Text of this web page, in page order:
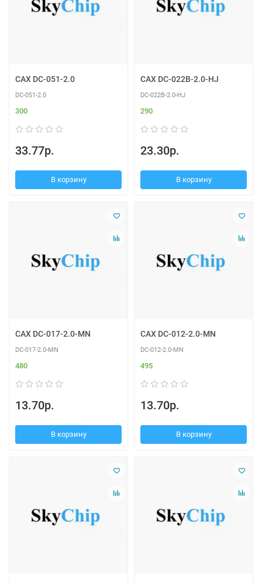
CAX DC-051-2.0
DC-051-2.0
300
33.77р.
В корзину
CAX DC-022B-2.0-HJ
DC-022B-2.0-HJ
290
23.30р.
В корзину
CAX DC-017-2.0-MN
DC-017-2.0-MN
480
13.70р.
В корзину
CAX DC-012-2.0-MN
DC-012-2.0-MN
495
13.70р.
В корзину